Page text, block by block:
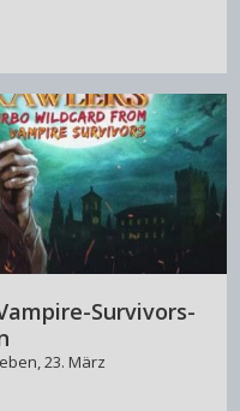
Survivors-
23. März